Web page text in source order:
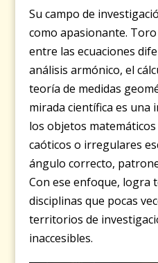
Su campo de
como apasionante.
entre las ecuaciones
análisis armónico, el
teoría de medidas
mirada científica es una
los objetos
caóticos o irregulares
ángulo correcto,
Con ese enfoque, logra
disciplinas que pocas
territorios de
inaccesibles.